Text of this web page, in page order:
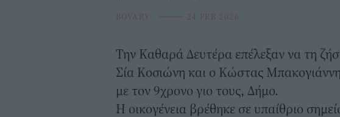
BOVARY ⸻ 24 FEB 2026
Την Καθαρά Δευτέρα επέλεξαν να τη
Σία Κοσιώνη και ο Κώστας
με τον 9χρονο γιο τους, Δήμο.
Η οικογένεια βρέθηκε σε υπαίθριο